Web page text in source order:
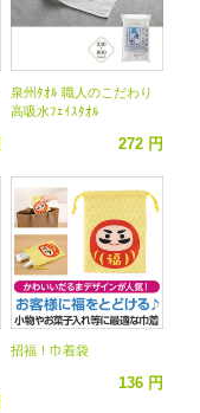
泉州ﾀｵﾙ 職人のこだわり
高吸水ﾌｪｲｽﾀｵﾙ
272 円
招福！巾着袋
136 円